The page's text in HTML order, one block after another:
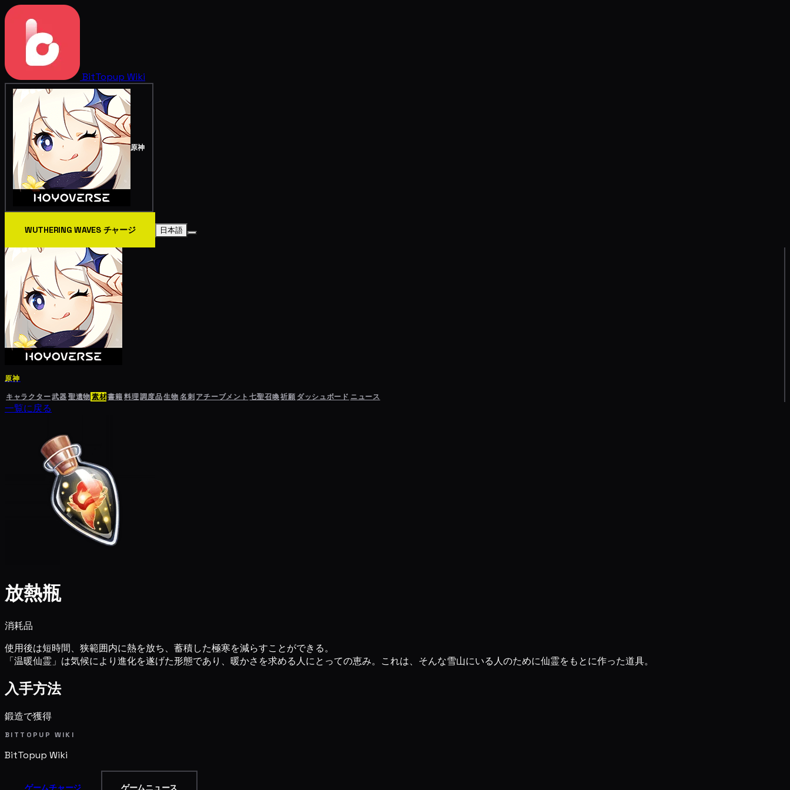
BitTopup Wiki
原神
WUTHERING WAVES チャージ 日本語
原神
キャラクター武器聖遺物素材書籍料理調度品生物名刺 アチーブメント 七聖召喚祈願 ダッシュボード ニュース
一覧に戻る
放熱瓶
消耗品
使用後は短時間、狭範囲内に熱を放ち、蓄積した極寒を減らすことができる。
「温暖仙霊」は気候により進化を遂げた形態であり、暖かさを求める人にとっての恵み。これは、そんな雪山にいる人のために仙霊をもとに作った道具。
入手方法
鍛造で獲得
BITTOPUP WIKI
BitTopup Wiki
ゲームチャージ ゲームニュース